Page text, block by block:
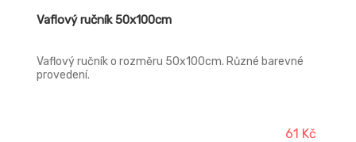
Vaflový ručník 50x100cm
Vaflový ručník o rozměru 50x100cm. Různé barevné
provedení.
61 Kč